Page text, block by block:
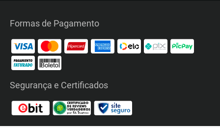
Formas de Pagamento
Segurança e Certificados